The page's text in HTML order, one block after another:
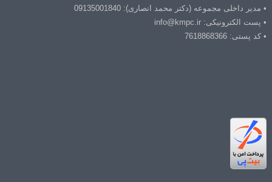
• مدیر داخلی مجموعه (دکتر محمد انصاری): 09135001840
• پست الکترونیکی: info@kmpc.ir
• کد پستی: 7618868366